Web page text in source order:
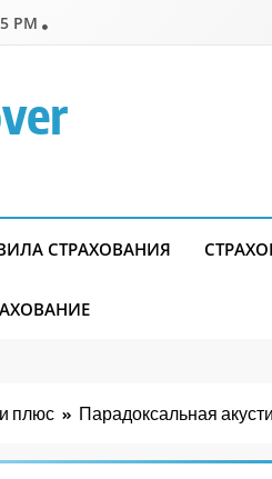
PM
СТРАХОВАНИЯ
плюс Парадоксальная